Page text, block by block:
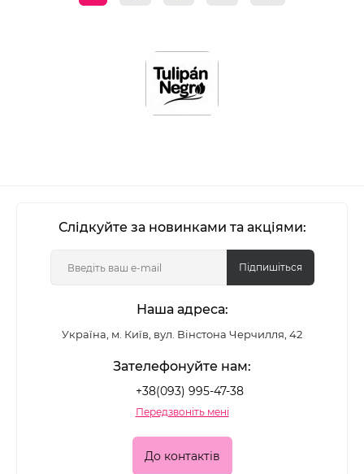
Слідкуйте за новинками та акціями:
Підпишіться
Наша адреса:
Україна, м. Київ, вул. Вінстона Черчилля, 42
Зателефонуйте нам:
+38(093) 995-47-38
Передзвоніть мені
До контактів